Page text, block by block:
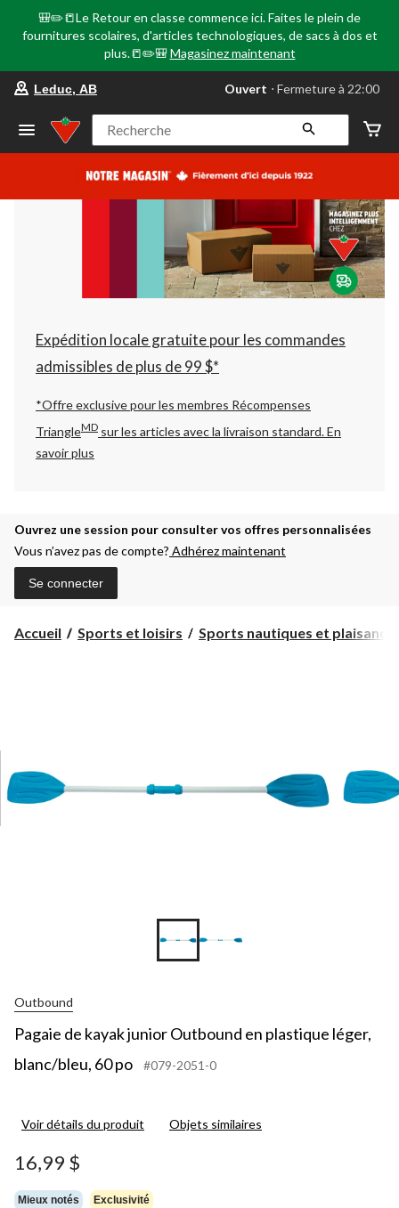
🎒✏️📒Le Retour en classe commence ici. Faites le plein de
fournitures scolaires, d'articles technologiques, de sacs à dos et
plus.📒✏️🎒 Magasinez maintenant
votre
préféré
Leduc,
AB,
courament
Fermeture
à
22:00
cliquer
pour
changer
Leduc, AB Ouvert ⋅ Fermeture à 22:00
Recherche
Expédition locale gratuite pour les commandes
admissibles de plus de 99 $*
*Offre exclusive pour les membres Récompenses
TriangleMD sur les articles avec la livraison standard.En
savoir plus
Ouvrez une session pour consulter vos offres personnalisées
Vous n’avez pas de compte? Adhérez maintenant
Se connecter
Accueil Sports et loisirs Sports nautiques et plaisanc...
Outbound
Pagaie de kayak junior Outbound en plastique léger,
blanc/bleu, 60 po
#079-2051-0
Voir détails du produit Objets similaires
16,99 $
Mieux notés Exclusivité